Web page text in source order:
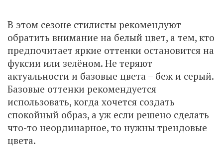
В этом сезоне стилисты рекомендуют
обратить внимание на белый цвет, а тем, кто
предпочитает яркие оттенки остановится на
фуксии или зелёном. Не теряют
актуальности и базовые цвета – беж и серый.
Базовые оттенки рекомендуется
использовать, когда хочется создать
спокойный образ, а уж если решено сделать
что-то неординарное, то нужны трендовые
цвета.